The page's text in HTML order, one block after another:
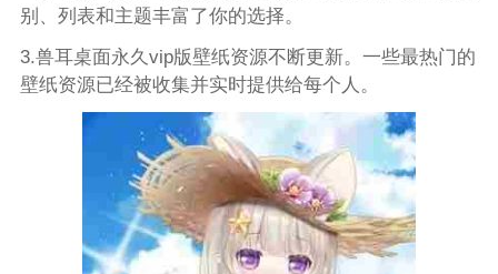
别、列表和主题丰富了你的选择。
3.兽耳桌面永久vip版壁纸资源不断更新。一些最热门的
壁纸资源已经被收集并实时提供给每个人。